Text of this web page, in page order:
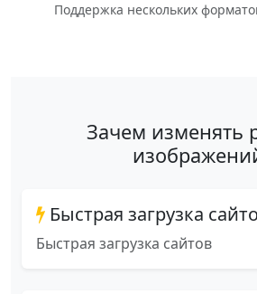
Поддержка нескольких
Зачем изменять
Быстрая загрузка
Быстрая загрузка сайтов